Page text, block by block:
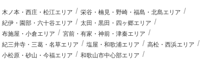
木ノ本・西庄・松江エリア
栄谷・楠見・野崎・福島・北島エリア
紀伊・園部・六十谷エリア
太田・黒田・四ヶ郷エリア
布施屋・小倉エリア
宮前・有家・神前・津秦エリア
紀三井寺・三葛・名草エリア
塩屋・和歌浦エリア
高松・西浜エリア
小松原・砂山・今福エリア
和歌山市中心部エリア